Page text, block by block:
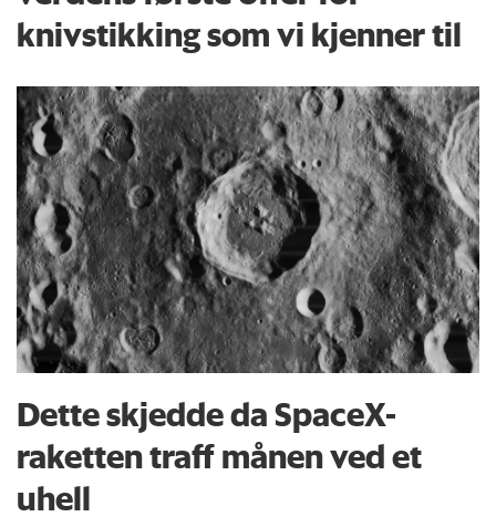
knivstikking som vi kjenner til
Dette skjedde da SpaceX-
raketten traff månen ved et
uhell